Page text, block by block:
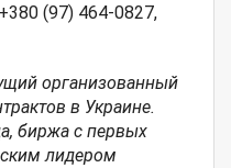
(97) 464-0827,
организованный
в Украине.
биржа с первых
лидером